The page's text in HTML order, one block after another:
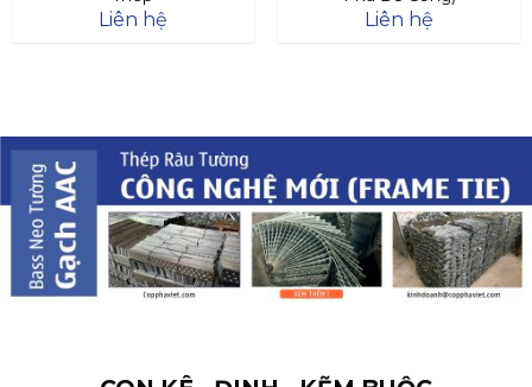
Liên hệ Liên hệ